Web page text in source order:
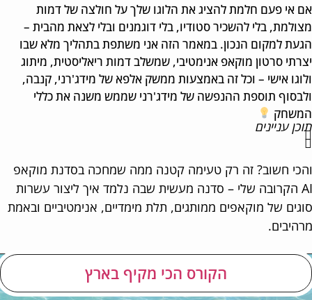
אי פעם חלמת להציג את הלוגו שלך על חולצה של דמות
בלי להשכיר סטודיו, בלי דוגמנים ובלי לצאת מהבית –
למקום הנכון. במאמר הזה אני משתפת בתהליך מלא שבו
סרטון מוקאפ אנימטיבי, שמשלב דמות ריאליסטית, מיתוג
אישי – וכל זה באמצעות ממשק אלפא של מידג'רני, קנבה,
תוספת ההנפשה של מידג'רני שממש משנה את כללי
עניינים
חשוב? זה רק טעימה קטנה ממה שמחכה בסדנת מוקאפ
AI הקרובה שלי – סדנה מעשית שבה נלמד איך ליצור עשרות
של מוקאפים ממותגים, תלת מימדיים, אנימטיביים ובאמת
הקורס הכי מקיף בארץ